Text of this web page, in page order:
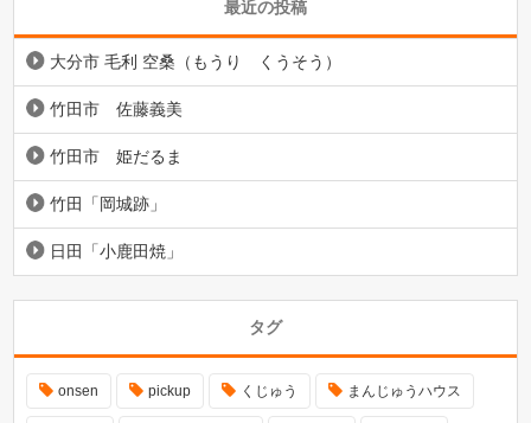
最近の投稿
大分市 毛利 空桑（もうり くうそう）
竹田市 佐藤義美
竹田市 姫だるま
竹田「岡城跡」
日田「小鹿田焼」
タグ
onsen pickup くじゅう まんじゅうハウス